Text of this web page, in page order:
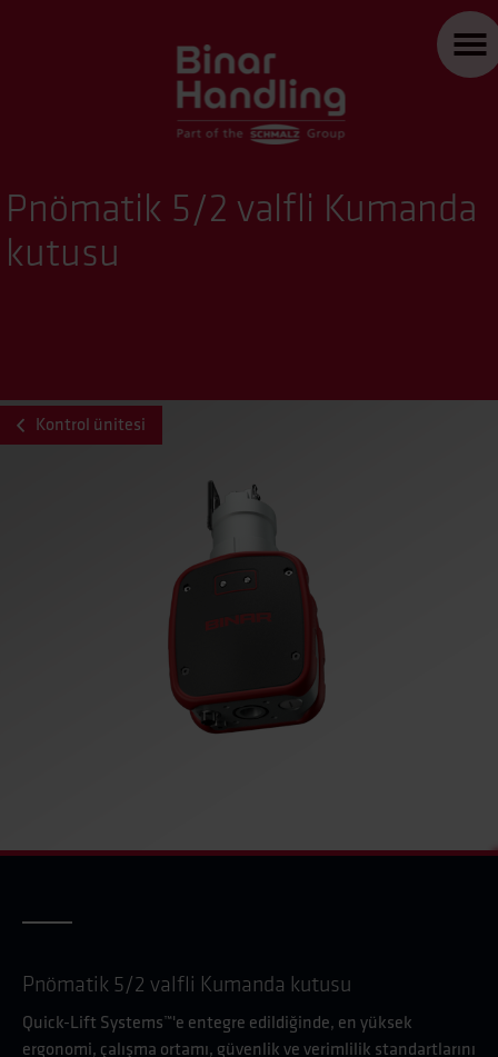
Pnömatik 5/2 valfli Kumanda
kutusu
Kontrol ünitesi
Pnömatik 5/2 valfli Kumanda kutusu
Quick-Lift Systems™'e entegre edildiğinde, en yüksek
ergonomi, çalışma ortamı, güvenlik ve verimlilik standartlarını